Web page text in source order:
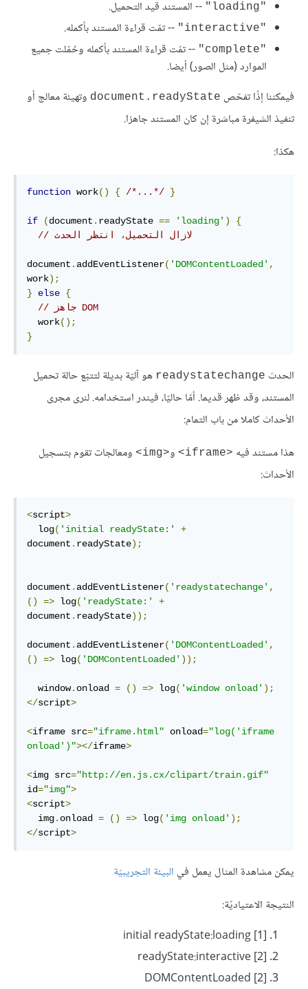
"loading" -- المستند قيد التحميل.
"interactive" -- تمّت قراءة المستند بأكمله.
"complete"
-- تمّت قراءة المستند بأكمله وحُمّلت جميع
الموارد (مثل الصور) أيضا.
فيمكننا إذًا تفحّص document.readyState وتهيئة معالج أو
تنفيذ الشيفرة مباشرة إن كان المستند جاهزا.
هكذا:
function work() { /*...*/ }
if (document . readyState == 'loading' )
{
// لازال التحميل، انتظر الحدث
document . addEventListener( 'DOMContentLoaded' ,
work);
}
else {
// جاهز DOM
  work
();
}
الحدث readystatechange هو آليّة بديلة لتتبّع حالة تحميل
المستند، وقد ظهر قديما. أمّا حاليّا، فيندر استخدامه. لنرى مجرى
الأحداث كاملا من باب التمام:
هذا مستند فيه <iframe> و<img>
ومعالجات تقوم بتسجيل
اﻷحداث:
<script>
  log
( 'initial readyState:'
+
document . readyState);
document . addEventListener( 'readystatechange' ,
()
=> log( 'readyState:'
+
document . readyState));
document . addEventListener( 'DOMContentLoaded' ,
()
=> log( 'DOMContentLoaded' ));
  window
. onload = () => log( 'window onload' );
</script>
<iframe src="iframe.html" onload="log('iframe
onload')"></iframe>
<img src="http://en.js.cx/clipart/train.gif"
id="img">
<script>
  img
. onload = () => log( 'img onload' );
</script>
يمكن مشاهدة المثال يعمل في البيئة التجريبيّة
النتيجة الاعتياديّة:
[1] initial readyState:loading
[2] readyState:interactive
[2] DOMContentLoaded